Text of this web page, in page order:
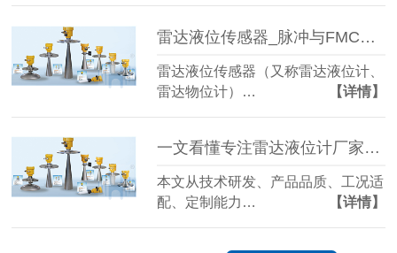
雷达液位传感器_脉冲与FMCW雷达选型指南_工作原理及应用
雷达液位传感器（又称雷达液位计、
雷达物位计）…
【详情】
一文看懂专注雷达液位计厂家有哪些优势
本文从技术研发、产品品质、工况适
配、定制能力…
【详情】